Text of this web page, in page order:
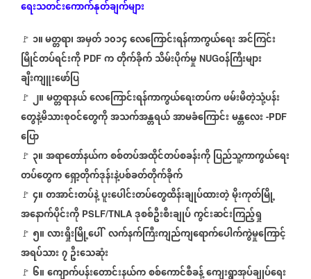
ရေးသတင်းကောက်နုတ်ချက်များ
🚩 ၁။ မတ္တရာ၊အမှတ်၁၀၁၄လေကြောင်းရန်ကာကွယ်ရေးအင်ကြင်း
မြိုင်တပ်ရင်းကို PDF ကတိုက်ခိုက်သိမ်းပိုက်မှု NUGဝန်ကြီးများ
ချီးကျူးဖော်ပြ
🚩 ၂။မတ္တရာနယ်လေကြောင်းရန်ကာကွယ်ရေးတပ်ကဖမ်းမိတဲ့သုံ့ပန်း
တွေနဲ့မိသားစုဝင်တွေကိုအသက်အန္တရယ်အာမခံကြောင်းမန္တလေး -PDF
ပြော
🚩 ၃။အရာတော်နယ်ကစစ်တပ်အထိုင်တပ်စခန်းကိုပြည်သူ့ကာကွယ်ရေး
တပ်‌တွေကရှော့တိုက်ဒုန်းနဲ့ပစ်ခတ်တိုက်ခိုက်
🚩 ၄။တအာင်းတပ်နဲ့ပူးပေါင်းတပ်တွေထိန်းချုပ်ထားတဲ့မိုးကုတ်မြို့
အနောက်ပိုင်းကို PSLF/TNLA ဒုစစ်ဦးစီးချုပ်ကွင်းဆင်းကြည့်ရှု
🚩 ၅။လားရှိုးမြို့ပေါ် လက်နက်ကြီးကျည်ကျရောက်ပေါက်ကွဲမှုကြောင့်
အရပ်သား၇ဦးသေဆုံး
🚩 ၆။ကျောက်ပန်းတောင်းနယ်ကစစ်ကောင်စီခန့်ကျေးရွာအုပ်ချုပ်ရေး